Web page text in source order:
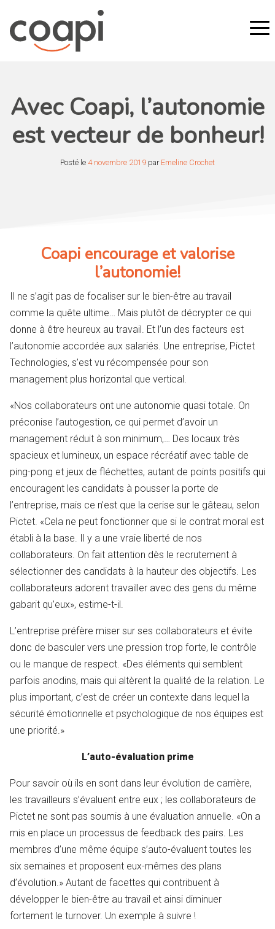
Avec Coapi, l’autonomie
est vecteur de bonheur!
Posté le 4 novembre 2019 par Emeline Crochet
Coapi encourage et valorise
l’autonomie!
Il ne s’agit pas de focaliser sur le bien-être au travail
comme la quête ultime… Mais plutôt de décrypter ce qui
donne à être heureux au travail. Et l’un des facteurs est
l’autonomie accordée aux salariés. Une entreprise, Pictet
Technologies, s’est vu récompensée pour son
management plus horizontal que vertical.
«Nos collaborateurs ont une autonomie quasi totale. On
préconise l’autogestion, ce qui permet d’avoir un
management réduit à son minimum,… Des locaux très
spacieux et lumineux, un espace récréatif avec table de
ping-pong et jeux de fléchettes, autant de points positifs qui
encouragent les candidats à pousser la porte de
l’entreprise, mais ce n’est que la cerise sur le gâteau, selon
Pictet. «Cela ne peut fonctionner que si le contrat moral est
établi à la base. Il y a une vraie liberté de nos
collaborateurs. On fait attention dès le recrutement à
sélectionner des candidats à la hauteur des objectifs. Les
collaborateurs adorent travailler avec des gens du même
gabarit qu’eux», estime-t-il.
L’entreprise préfère miser sur ses collaborateurs et évite
donc de basculer vers une pression trop forte, le contrôle
ou le manque de respect. «Des éléments qui semblent
parfois anodins, mais qui altèrent la qualité de la relation. Le
plus important, c’est de créer un contexte dans lequel la
sécurité émotionnelle et psychologique de nos équipes est
une priorité.»
L’auto-évaluation prime
Pour savoir où ils en sont dans leur évolution de carrière,
les travailleurs s’évaluent entre eux ; les collaborateurs de
Pictet ne sont pas soumis à une évaluation annuelle. «On a
mis en place un processus de feedback des pairs. Les
membres d’une même équipe s’auto-évaluent toutes les
six semaines et proposent eux-mêmes des plans
d’évolution.» Autant de facettes qui contribuent à
développer le bien-être au travail et ainsi diminuer
fortement le turnover. Un exemple à suivre !